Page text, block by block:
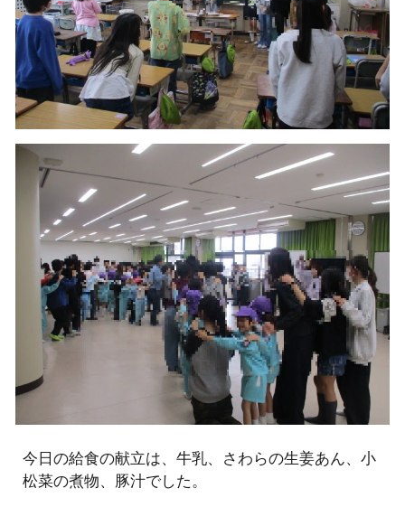
今日の給食の献立は、牛乳、さわらの生姜あん、小
松菜の煮物、豚汁でした。